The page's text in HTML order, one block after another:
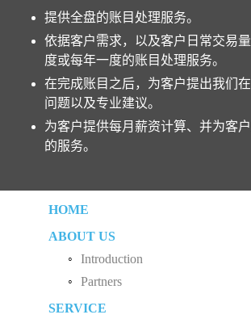
提供全盘的账目处理服务。
依据客户需求，以及客户日常交易
度或每年一度的账目处理服务。
在完成账目之后，为客户提出我们
问题以及专业建议。
为客户提供每月薪资计算、并为客户
的服务。
HOME
ABOUT US
Introduction
Partners
Liew Chang Chee
SERVICE